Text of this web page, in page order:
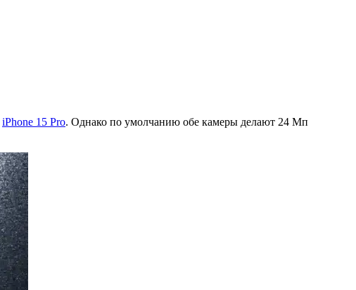
iPhone 15 Pro. Однако по умолчанию обе камеры делают 24 Мп